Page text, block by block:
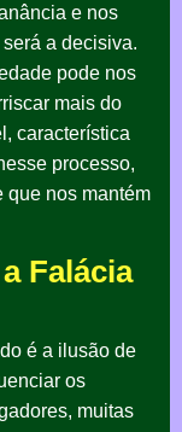
e nos
a decisiva.
pode nos
mais do
característica
processo,
que nos mantém
Falácia
é a ilusão de
os
muitas